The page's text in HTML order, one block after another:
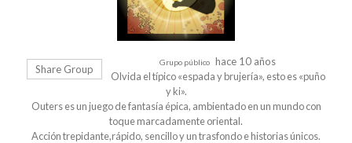
Share Group
Grupo público hace 10 años
Olvida el típico «espada y brujería», esto es «puño
y ki».
Outers es un juego de fantasía épica, ambientado en un mundo con
toque marcadamente oriental.
Acción trepidante,rápido, sencillo y un trasfondo e historias únicos.